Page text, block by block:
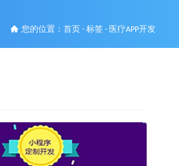
您的位置：首页 -标签 - 医疗APP开发